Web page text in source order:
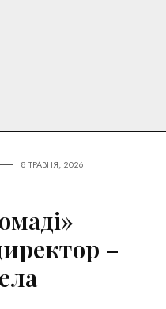
8 ТРАВНЯ, 2026
–